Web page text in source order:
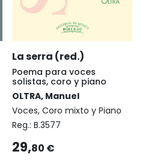
La serra (red.)
Poema para voces
solistas, coro y piano
OLTRA, Manuel
Voces, Coro mixto y Piano
Reg.: B.3577
29,80 €